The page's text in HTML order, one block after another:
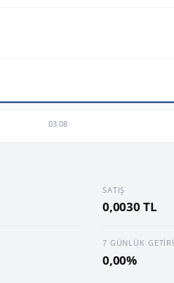
03.08
SATIŞ
0,0030 TL
7 GÜNLÜK GETIRI
0,00%